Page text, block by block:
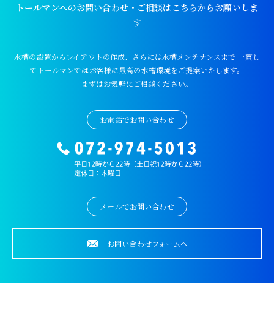
トールマンへのお問い合わせ・ご相談はこちらからお願いしま
す
水槽の設置からレイアウトの作成、さらには水槽メンテナンスまで 一貫し
てトールマンではお客様に最高の水槽環境をご提案いたします。
まずはお気軽にご相談ください。
お電話でお問い合わせ
メールでお問い合わせ
お問い合わせフォームへ